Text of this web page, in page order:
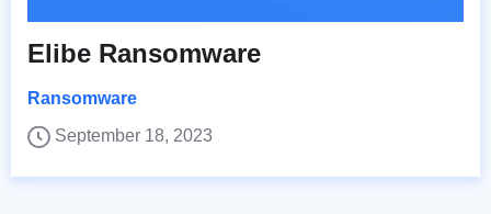
Elibe Ransomware
Ransomware
September 18, 2023